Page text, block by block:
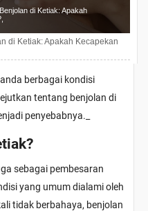
di Ketiak: Apakah
di Ketiak: Apakah Kecapekan
berbagai kondisi
tentang benjolan di
penyebabnya.
sebagai pembesaran
yang umum dialami oleh
tidak berbahaya, benjolan